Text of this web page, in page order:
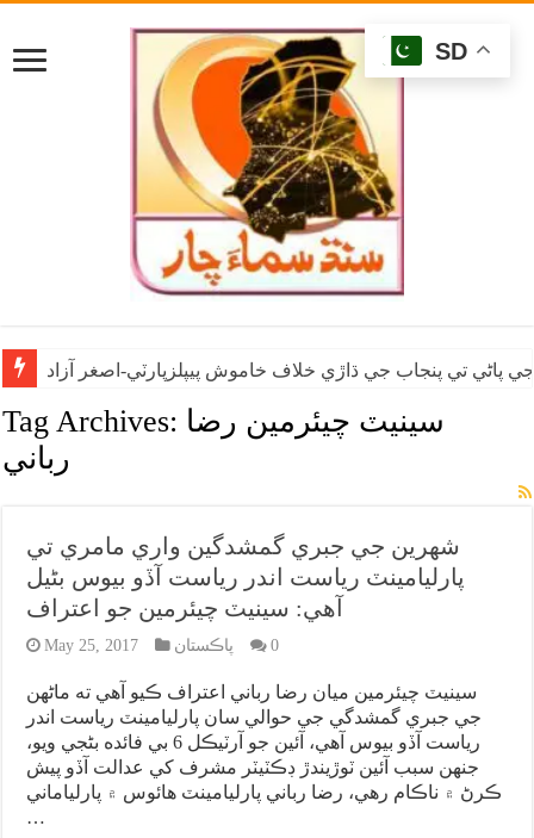
پاڻي تي پنجاب جي ڌاڙي خلاف خاموش پيپلزپارٽي-اصغر آزاد
Tag Archives: سينيٽ چيئرمين رضا
رباني
شهرين جي جبري گمشدگين واري مامري تي
پارليامينٽ رياست اندر رياست آڏو بيوس بڻيل
آهي: سينيٽ چيئرمين جو اعتراف
May 25, 2017 پاڪستان 0
سينيٽ چيئرمين ميان رضا رباني اعتراف ڪيو آھي ته ماڻھن
جي جبري گمشدگي جي حوالي سان پارليامينٽ رياست اندر
رياست آڏو بيوس آھي، آئين جو آرٽيڪل 6 بي فائده بڻجي ويو،
جنھن سبب آئين ٽوڙيندڙ ڊڪٽيٽر مشرف کي عدالت آڏو پيش
ڪرڻ ۾ ناڪام رھي، رضا رباني پارليامينٽ ھائوس ۾ پارلياماني
…
SD